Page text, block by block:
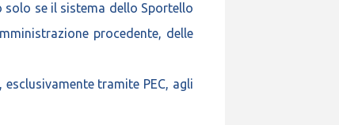
solo se il sistema dello Sportello
procedente, delle
tramite PEC, agli